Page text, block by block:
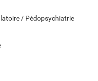
/ Pédopsychiatrie